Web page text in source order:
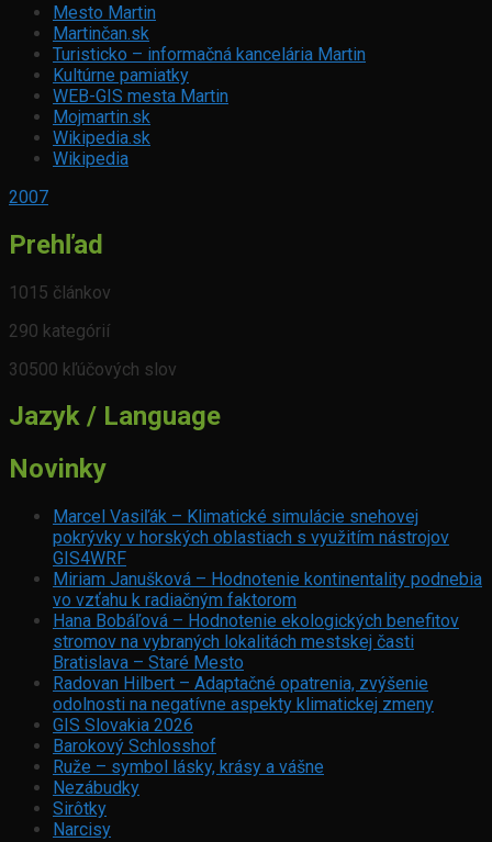
Mesto Martin
Martinčan.sk
Turisticko – informačná kancelária Martin
Kultúrne pamiatky
WEB-GIS mesta Martin
Mojmartin.sk
Wikipedia.sk
Wikipedia
2007
Prehľad
1015 článkov
290 kategórií
30500 kľúčových slov
Jazyk / Language
Novinky
Marcel Vasiľák – Klimatické simulácie snehovej
pokrývky v horských oblastiach s využitím nástrojov
GIS4WRF
Miriam Janušková – Hodnotenie kontinentality podnebia
vo vzťahu k radiačným faktorom
Hana Bobáľová – Hodnotenie ekologických benefitov
stromov na vybraných lokalitách mestskej časti
Bratislava – Staré Mesto
Radovan Hilbert – Adaptačné opatrenia, zvýšenie
odolnosti na negatívne aspekty klimatickej zmeny
GIS Slovakia 2026
Barokový Schlosshof
Ruže – symbol lásky, krásy a vášne
Nezábudky
Sirôtky
Narcisy